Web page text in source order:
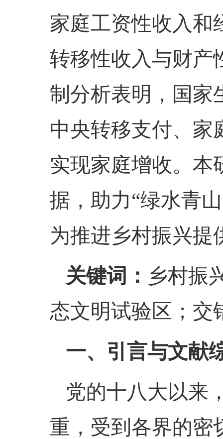
家庭工资性收入和
转移性收入与财产
制分析表明，国家
中央转移支付、家
实现家庭增收。本
据，助力“绿水青
为推进乡村振兴提
关键词： 乡村振
态文明试验区；交
一、引言与文献
党的十八大以来
重，受到各界的密